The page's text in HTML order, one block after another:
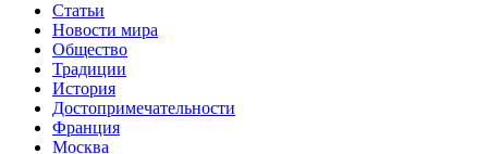
Статьи
Новости мира
Общество
Традиции
История
Достопримечательности
Франция
Москва